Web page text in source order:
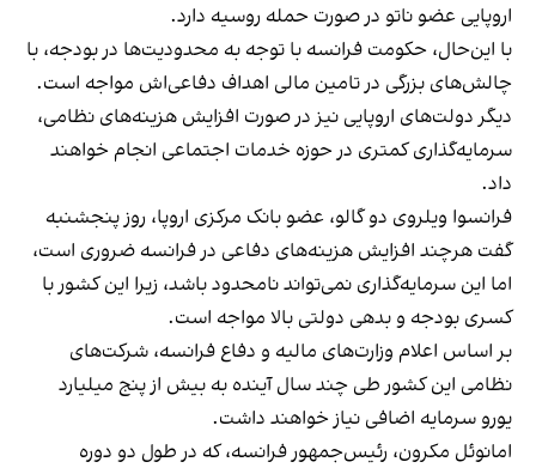
اروپایی عضو ناتو در صورت حمله روسیه دارد.
با این‌حال، حکومت فرانسه با توجه به محدودیت‌ها در بودجه‌، با
چالش‌های بزرگی در تامین مالی اهداف دفاعی‌اش مواجه است.
دیگر دولت‌های اروپایی نیز در صورت افزایش هزینه‌های نظامی،
سرمایه‌گذاری کمتری در حوزه خدمات اجتماعی انجام خواهند
داد.
فرانسوا ویلروی دو گالو، عضو بانک مرکزی اروپا، روز پنجشنبه
گفت هرچند افزایش هزینه‌های دفاعی در فرانسه ضروری است،
اما این سرمایه‌گذاری نمی‌تواند نامحدود باشد، زیرا این کشور با
کسری بودجه و بدهی دولتی بالا مواجه است.
بر اساس اعلام وزارت‌های مالیه و دفاع فرانسه، شرکت‌های
نظامی این کشور طی چند سال آینده به بیش از پنج میلیارد
یورو سرمایه اضافی نیاز خواهند داشت.
امانوئل مکرون، رئیس‌جمهور فرانسه، که در طول دو دوره